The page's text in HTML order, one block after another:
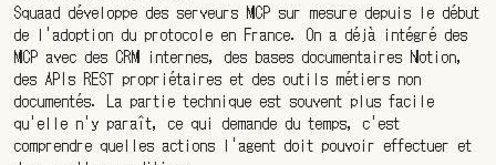
Squaad développe des serveurs MCP sur mesure depuis le début
de l'adoption du protocole en France. On a déjà intégré des
MCP avec des CRM internes, des bases documentaires Notion,
des APIs REST propriétaires et des outils métiers non
documentés. La partie technique est souvent plus facile
qu'elle n'y paraît, ce qui demande du temps, c'est
comprendre quelles actions l'agent doit pouvoir effectuer et